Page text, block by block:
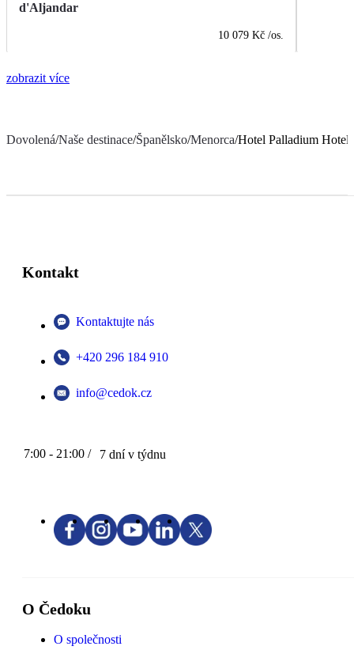
d'Aljandar
10 079 Kč /os.
zobrazit více
Dovolená/Naše destinace/Španělsko/Menorca/Hotel Palladium Hotel
Kontakt
Kontaktujte nás
+420 296 184 910
info@cedok.cz
7:00 - 21:00 / 7 dní v týdnu
O Čedoku
O společnosti